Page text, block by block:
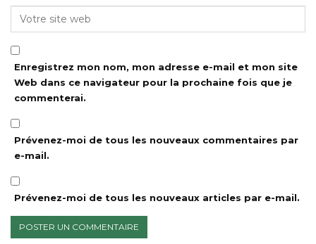
Enregistrez mon nom, mon adresse e-mail et mon site
Web dans ce navigateur pour la prochaine fois que je
commenterai.
Prévenez-moi de tous les nouveaux commentaires par
e-mail.
Prévenez-moi de tous les nouveaux articles par e-mail.